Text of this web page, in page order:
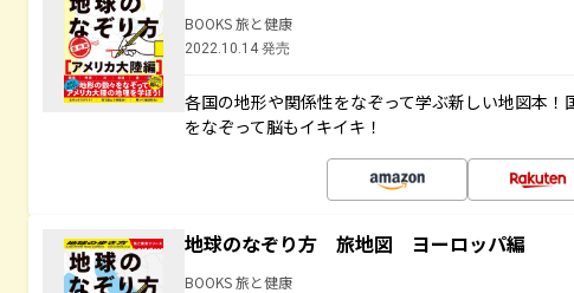
BOOKS 旅と健康
2022.10.14 発売
各国の地形や関係性をなぞって学ぶ新しい地図本
をなぞって脳もイキイキ！
地球のなぞり方 旅地図 ヨーロッパ編
BOOKS 旅と健康